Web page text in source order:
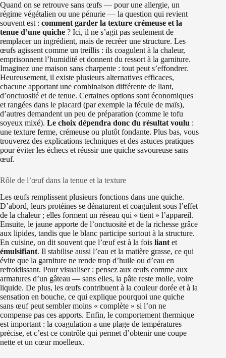
Quand on se retrouve sans œufs — pour une allergie, un
régime végétalien ou une pénurie — la question qui revient
souvent est : comment garder la texture crémeuse et la
tenue d’une quiche ? Ici, il ne s’agit pas seulement de
remplacer un ingrédient, mais de recréer une structure. Les
œufs agissent comme un treillis : ils coagulent à la chaleur,
emprisonnent l’humidité et donnent du ressort à la garniture.
Imaginez une maison sans charpente : tout peut s’effondrer.
Heureusement, il existe plusieurs alternatives efficaces,
chacune apportant une combinaison différente de liant,
d’onctuosité et de tenue. Certaines options sont économiques
et rangées dans le placard (par exemple la fécule de maïs),
d’autres demandent un peu de préparation (comme le tofu
soyeux mixé). Le choix dépendra donc du résultat voulu :
une texture ferme, crémeuse ou plutôt fondante. Plus bas, vous
trouverez des explications techniques et des astuces pratiques
pour éviter les échecs et réussir une quiche savoureuse sans
œuf.
Rôle de l’œuf dans la tenue et la texture
Les œufs remplissent plusieurs fonctions dans une quiche.
D’abord, leurs protéines se dénaturent et coagulent sous l’effet
de la chaleur ; elles forment un réseau qui « tient » l’appareil.
Ensuite, le jaune apporte de l’onctuosité et de la richesse grâce
aux lipides, tandis que le blanc participe surtout à la structure.
En cuisine, on dit souvent que l’œuf est à la fois liant et
émulsifiant. Il stabilise aussi l’eau et la matière grasse, ce qui
évite que la garniture ne rende trop d’huile ou d’eau en
refroidissant. Pour visualiser : pensez aux œufs comme aux
armatures d’un gâteau — sans elles, la pâte reste molle, voire
liquide. De plus, les œufs contribuent à la couleur dorée et à la
sensation en bouche, ce qui explique pourquoi une quiche
sans œuf peut sembler moins « complète » si l’on ne
compense pas ces apports. Enfin, le comportement thermique
est important : la coagulation a une plage de températures
précise, et c’est ce contrôle qui permet d’obtenir une coupe
nette et un cœur moelleux.